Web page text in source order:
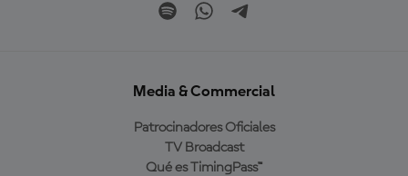
Media & Commercial
Patrocinadores Oficiales
TV Broadcast
Qué es TimingPass™